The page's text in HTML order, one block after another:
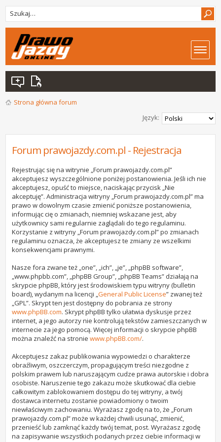
Strona główna forum
Język:
Forum prawojazdy.com.pl - Rejestracja
Rejestrując się na witrynie „Forum prawojazdy.com.pl”
akceptujesz wyszczególnione poniżej postanowienia. Jeśli ich nie
akceptujesz, opuść to miejsce, naciskając przycisk „Nie
akceptuję”. Administracja witryny „Forum prawojazdy.com.pl” ma
prawo w dowolnym czasie zmienić poniższe postanowienia,
informując cię o zmianach, niemniej wskazane jest, aby
użytkownicy sami regularnie zaglądali do tego regulaminu.
Korzystanie z witryny „Forum prawojazdy.com.pl” po zmianach
regulaminu oznacza, że akceptujesz te zmiany ze wszelkimi
konsekwencjami prawnymi.
Nasze fora zwane też „one”, „ich”, „je”, „phpBB software”,
„www.phpbb.com”, „phpBB Group”, „phpBB Teams” działają na
skrypcie phpBB, który jest środowiskiem typu witryny (bulletin
board), wydanym na licencji „General Public License” zwanej też
„GPL”. Skrypt ten jest dostępny do pobrania ze strony
www.phpBB.com. Skrypt phpBB tylko ułatwia dyskusje przez
internet, a jego autorzy nie kontrolują tekstów zamieszczanych w
internecie za jego pomocą. Więcej informacji o skrypcie phpBB
można znaleźć na stroniewww.phpBB.com/.
Akceptujesz zakaz publikowania wypowiedzi o charakterze
obraźliwym, oszczerczym, propagującym treści niezgodne z
polskim prawem lub naruszającym cudze prawa autorskie i dobra
osobiste. Naruszenie tego zakazu może skutkować dla ciebie
całkowitym zablokowaniem dostępu do tej witryny, a twój
dostawca internetu zostanie powiadomiony o twoim
niewłaściwym zachowaniu. Wyrażasz zgodę na to, że „Forum
prawojazdy.com.pl” może w każdej chwili usunąć, zmienić,
przenieść lub zamknąć każdy twój temat, post. Wyrażasz zgodę
na zapisywanie wszystkich podanych przez ciebie informacji w